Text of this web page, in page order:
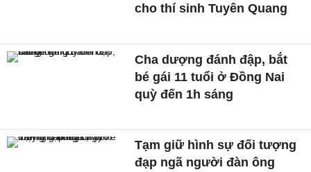
cho thí sinh Tuyên Quang
Cha dượng đánh đập, bắt
bé gái 11 tuổi ở Đồng Nai
quỳ đến 1h sáng
Tạm giữ hình sự đối tượng
đạp ngã người đàn ông